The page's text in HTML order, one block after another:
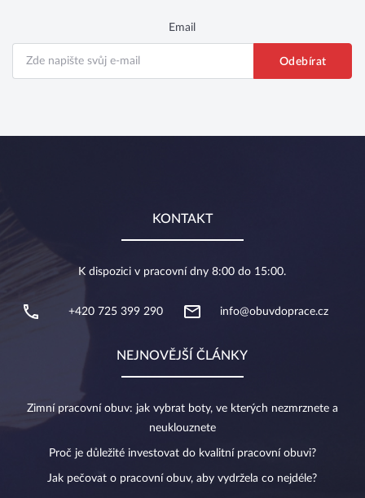
Email
KONTAKT
K dispozici v pracovní dny 8:00 do 15:00.
+420 725 399 290 info@obuvdoprace.cz
NEJNOVĚJŠÍ ČLÁNKY
Zimní pracovní obuv: jak vybrat boty, ve kterých nezmrznete a
neuklouznete
Proč je důležité investovat do kvalitní pracovní obuvi?
Jak pečovat o pracovní obuv, aby vydržela co nejdéle?